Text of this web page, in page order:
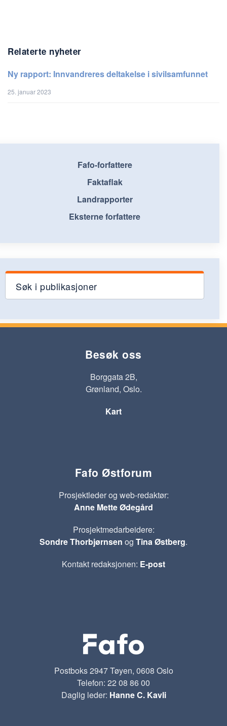
Relaterte nyheter
Ny rapport: Innvandreres deltakelse i sivilsamfunnet
25. januar 2023
Fafo-forfattere
Faktaflak
Landrapporter
Eksterne forfattere
Søk i publikasjoner
Besøk oss
Borggata 2B,
Grønland, Oslo.
Kart
Fafo Østforum
Prosjektleder og web-redaktør:
Anne Mette Ødegård
Prosjektmedarbeidere:
Sondre Thorbjørnsen og Tina Østberg.
Kontakt redaksjonen: E-post
Postboks 2947 Tøyen, 0608 Oslo
Telefon: 22 08 86 00
Daglig leder: Hanne C. Kavli